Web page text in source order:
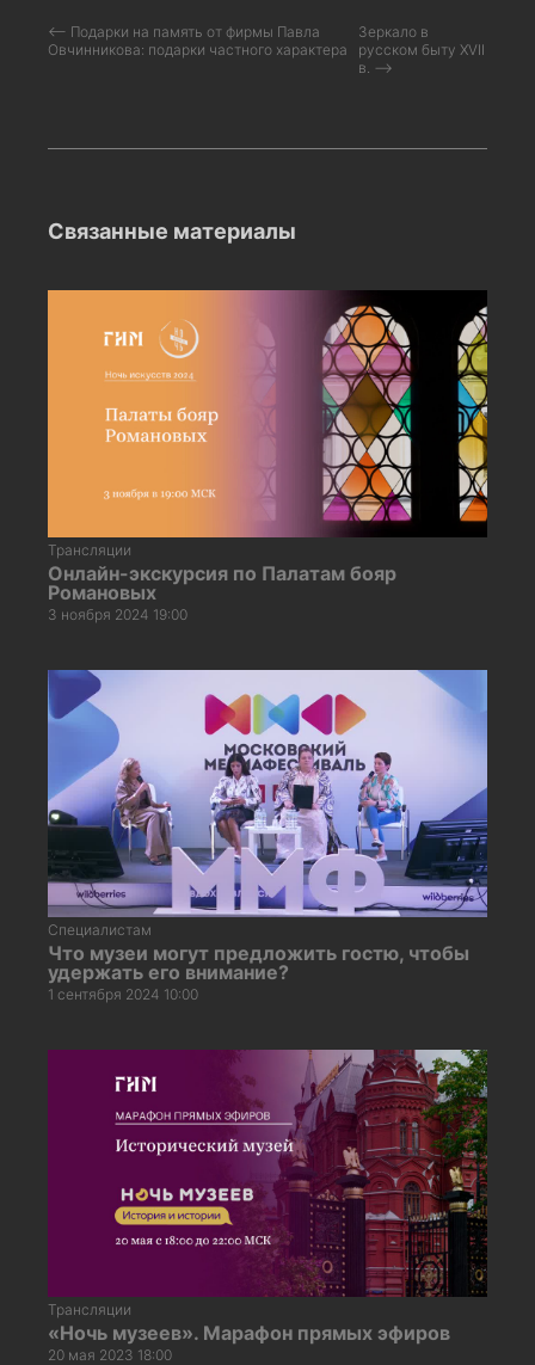
⟵ Подарки на память от фирмы Павла
Овчинникова: подарки частного характера
Зеркало в
русском быту XVII
в. ⟶
Связанные материалы
Трансляции
Онлайн-экскурсия по Палатам бояр
Романовых
3 ноября 2024 19:00
Специалистам
Что музеи могут предложить гостю, чтобы
удержать его внимание?
1 сентября 2024 10:00
Трансляции
«Ночь музеев». Марафон прямых эфиров
20 мая 2023 18:00